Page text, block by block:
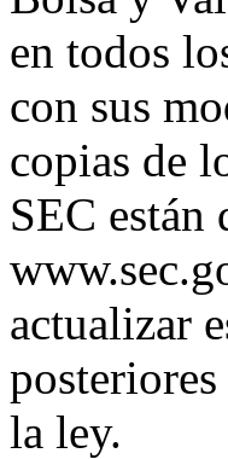
en todos
con sus
copias de
SEC
actualizar
la ley.